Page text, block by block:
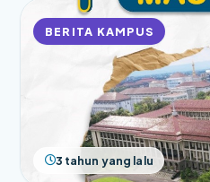
BERITA KAMPUS
3 tahun yang lalu